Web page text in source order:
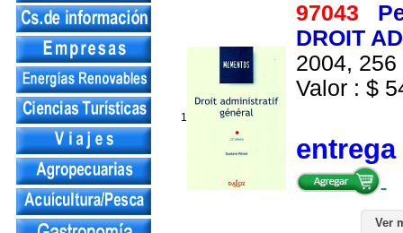
1
97043
DROIT
2004,
Valor : $
Ver